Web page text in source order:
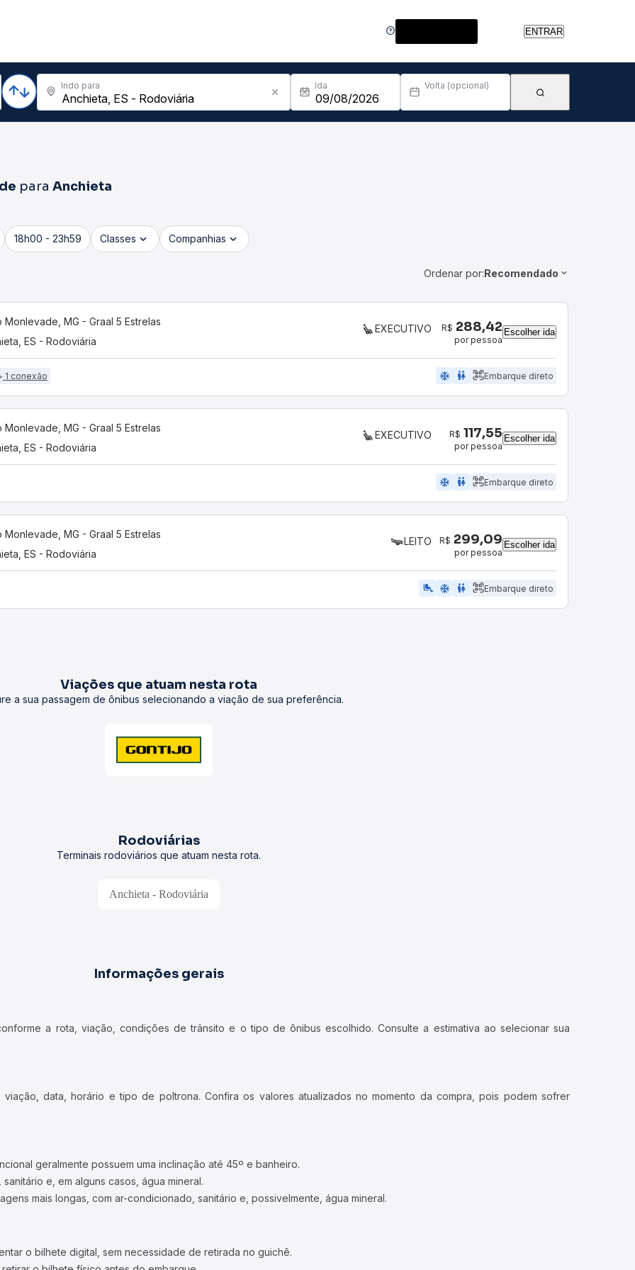
ENTRAR
Indo para Ida Volta (opcional)
para Anchieta
18h00 - 23h59 Classes Companhias
Ordenar por:Recomendado
Monlevade, MG - Graal 5 Estrelas
ES - Rodoviária
EXECUTIVO R$ 288,42
por pessoa
Escolher ida
1 conexão ac_unit wc Embarque direto
Monlevade, MG - Graal 5 Estrelas
ES - Rodoviária
EXECUTIVO R$ 117,55
por pessoa
Escolher ida
ac_unit wc Embarque direto
Monlevade, MG - Graal 5 Estrelas
ES - Rodoviária
LEITO R$ 299,09
por pessoa
Escolher ida
airline_seat_legroom_extra ac_unit wc Embarque direto
Viações que atuam nesta rota
a sua passagem de ônibus selecionando a viação de sua preferência.
Rodoviárias
Terminais rodoviários que atuam nesta rota.
Anchieta - Rodoviária
Informações gerais
a rota, viação, condições de trânsito e o tipo de ônibus escolhido. Consulte a estimativa ao selecionar sua
data, horário e tipo de poltrona. Confira os valores atualizados no momento da compra, pois podem sofrer
geralmente possuem uma inclinação até 45º e banheiro.
e, em alguns casos, água mineral.
mais longas, com ar-condicionado, sanitário e, possivelmente, água mineral.
o bilhete digital, sem necessidade de retirada no guichê.